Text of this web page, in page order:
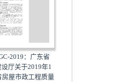
2019：广东省
厅关于2019年1
房屋市政工程质量